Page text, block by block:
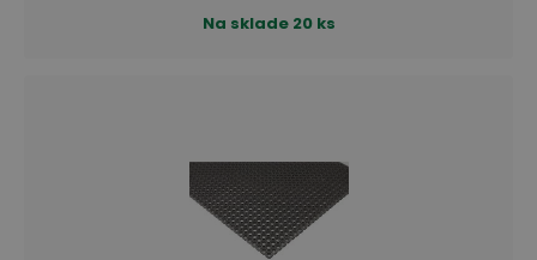
Na sklade 20 ks